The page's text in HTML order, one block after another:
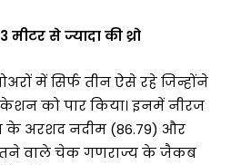
से ज्यादा की थ्रो
में सिर्फ तीन ऐसे रहे जिन्होंने
को पार किया। इनमें नीरज
के अरशद नदीम (86.79) और
वाले चेक गणराज्य के जैकब